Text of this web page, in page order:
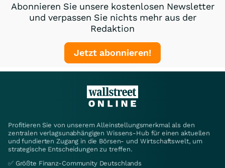
Abonnieren Sie unsere kostenlosen Newsletter
und verpassen Sie nichts mehr aus der
Redaktion
Jetzt abonnieren!
Profitieren Sie von unserem Alleinstellungsmerkmal als den
zentralen verlagsunabhängigen Wissens-Hub für einen aktuellen
und fundierten Zugang in die Börsen- und Wirtschaftswelt, um
strategische Entscheidungen zu treffen.
✅ Größte Finanz-Community Deutschlands